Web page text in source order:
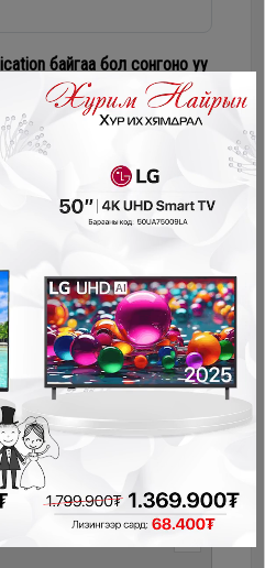
байгаа бол сонгоно уу
ав, хүүгүй төл
шимтгэлгүй